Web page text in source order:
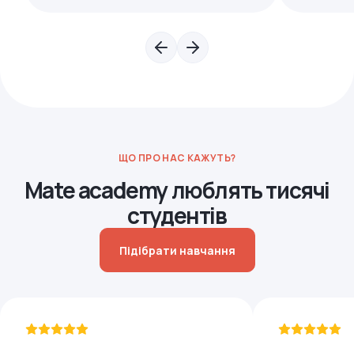
ЩО ПРО НАС КАЖУТЬ?
Mate academy люблять тисячі
студентів
Підібрати навчання